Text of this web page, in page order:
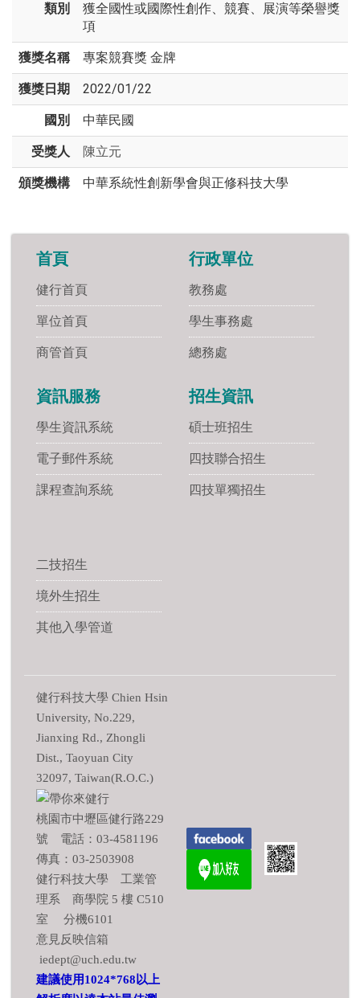
類別
獲全國性或國際性創作、競賽、展演等榮譽獎
項
獲獎名稱 專案競賽獎 金牌
獲獎日期 2022/01/22
國別 中華民國
受獎人 陳立元
頒獎機構 中華系統性創新學會與正修科技大學
首頁
健行首頁
單位首頁
商管首頁
行政單位
教務處
學生事務處
總務處
資訊服務
學生資訊系統
電子郵件系統
課程查詢系統
招生資訊
碩士班招生
四技聯合招生
四技單獨招生
二技招生
境外生招生
其他入學管道
健行科技大學 Chien Hsin
University, No.229,
Jianxing Rd., Zhongli
Dist., Taoyuan City
32097, Taiwan(R.O.C.)
桃園市中壢區健行路229
號 電話：03-4581196
傳真：03-2503908
健行科技大學 工業管
理系 商學院 5 樓 C510
室 分機6101
意見反映信箱
iedept@uch.edu.tw
建議使用1024*768以上